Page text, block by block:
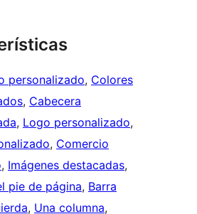
personalizado, Colores
, Cabecera
, Logo personalizado
, Comercio
, Imágenes destacadas
pie de página, Barra
, Una columna